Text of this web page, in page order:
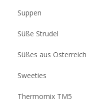
Suppen
Süße Strudel
Süßes aus Österreich
Sweeties
Thermomix TM5